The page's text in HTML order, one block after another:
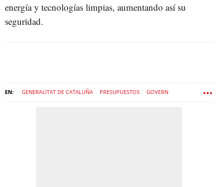
energía y tecnologías limpias, aumentando así su
seguridad.
GENERALITAT DE CATALUÑA PRESUPUESTOS GOVERN